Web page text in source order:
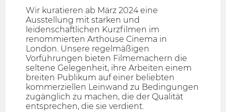
Wir kuratieren ab März 2024 eine
Ausstellung mit starken und
leidenschaftlichen Kurzfilmen im
renommierten Arthouse Cinema in
London. Unsere regelmäßigen
Vorführungen bieten Filmemachern die
seltene Gelegenheit, ihre Arbeiten einem
breiten Publikum auf einer beliebten
kommerziellen Leinwand zu Bedingungen
zugänglich zu machen, die der Qualität
entsprechen, die sie verdient.